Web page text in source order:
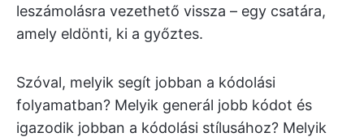
leszámolásra vezethető vissza – egy csatára,
amely eldönti, ki a győztes.
Szóval, melyik segít jobban a kódolási
folyamatban? Melyik generál jobb kódot és
igazodik jobban a kódolási stílusához? Melyik